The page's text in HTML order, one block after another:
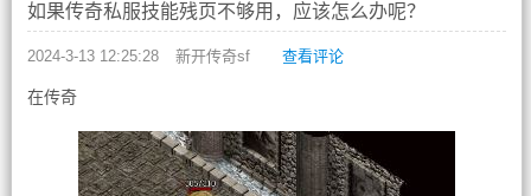
如果传奇私服技能残页不够用，应该怎么办呢？
2024-3-13 12:25:28 新开传奇sf 查看评论
在传奇